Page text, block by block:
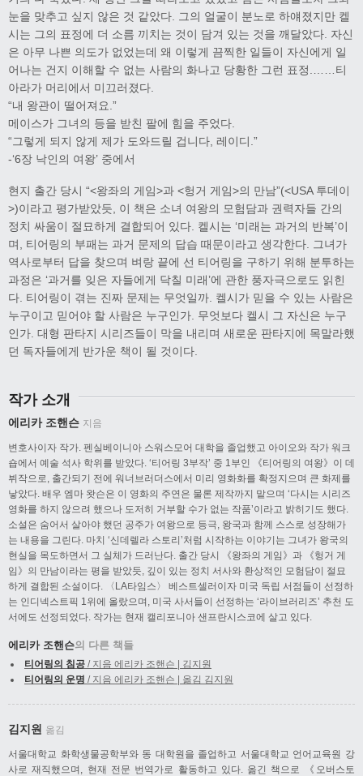
눈을 맞추고 싶지 않은 것 같았다. 그의 얼굴이 분노로 하얘졌지만 켈
시는 그의 표정에 더 소름 끼치는 것이 담겨 있는 것을 깨달았다. 자신
은 아무 나쁜 의도가 없었는데 왜 이렇게 끔찍한 일들이 자신에게 일
어나는 건지 이해할 수 없는 사람의 화나고 당황한 그런 표정.……티
아라가 머리에서 미끄러졌다.
“내 왕관이 떨어져요.”
메이스가 그녀의 등을 받친 팔에 힘을 주었다.
“그렇게 되지 않게 제가 도와드릴 겁니다, 레이디.”
-‘6장 낙인의 여왕’ 중에서
현지 출간 당시 “<왕좌의 게임>과 <헝거 게임>의 만남”(<USA 투데이
>)이라고 평가받았듯, 이 책은 소녀 여왕의 모험담과 권력자들 간의
정치 싸움이 절묘하게 결합되어 있다. 켈시는 ‘미래는 과거의 반복’이
며, 티어링의 부패는 과거 문제의 답습 때문이라고 생각한다. 그녀가
역사로부터 답을 찾으며 벼랑 끝에 선 티어링을 구하기 위해 분투하는
과정은 ‘과거를 잊은 자들에게 닥칠 미래’에 관한 풍자극으로도 읽힌
다. 티어링이 겪는 진짜 문제는 무엇일까. 켈시가 믿을 수 있는 사람은
누구이고 믿어야 할 사람은 누구인가. 무엇보다 켈시 그 자신은 누구
인가. 대형 판타지 시리즈들이 막을 내리며 새로운 판타지에 목말라했
던 독자들에게 반가운 책이 될 것이다.
작가 소개
에리카 조핸슨 지음
변호사이자 작가. 펜실베이니아 스워스모어 대학을 졸업했고 아이오와 작가 워크
숍에서 예술 석사 학위를 받았다. ‘티어링 3부작’ 중 1부인 《티어링의 여왕》이 데
뷔작으로, 출간되기 전에 워너브러더스에서 미리 영화화를 확정지으며 큰 화제를
낳았다. 배우 엠마 왓슨은 이 영화의 주연은 물론 제작까지 맡으며 ‘다시는 시리즈
영화를 하지 않으려 했으나 도저히 거부할 수가 없는 작품’이라고 밝히기도 했다.
소설은 숨어서 살아야 했던 공주가 여왕으로 등극, 왕국과 함께 스스로 성장해가
는 내용을 그린다. 마치 ‘신데렐라 스토리’처럼 시작하는 이야기는 그녀가 왕국의
현실을 목도하면서 그 실체가 드러난다. 출간 당시 《왕좌의 게임》과 《헝거 게
임》의 만남이라는 평을 받았듯, 깊이 있는 정치 서사와 환상적인 모험담이 절묘
하게 결합된 소설이다. 〈LA타임스〉 베스트셀러이자 미국 독립 서점들이 선정하
는 인디넥스트픽 1위에 올랐으며, 미국 사서들이 선정하는 ‘라이브러리즈’ 추천 도
서에도 선정되었다. 작가는 현재 캘리포니아 샌프란시스코에 살고 있다.
에리카 조핸슨의 다른 책들
티어링의 침공 / 지음 에리카 조핸슨 | 김지원
티어링의 운명 / 지음 에리카 조핸슨 | 옮김 김지원
김지원 옮김
서울대학교 화학생물공학부와 동 대학원을 졸업하고 서울대학교 언어교육원 강
사로 재직했으며, 현재 전문 번역가로 활동하고 있다. 옮긴 책으로 《오버스토